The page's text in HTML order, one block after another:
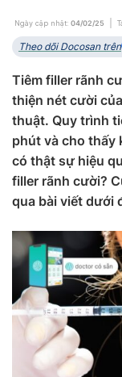
Ngày cập nhật: 04/02/25
Theo dõi Docosan trên
Tiêm filler rãnh
thiện nét cười
thuật. Quy trình
phút và cho thấy
có thật sự hiệu
filler rãnh cười?
qua bài viết dưới